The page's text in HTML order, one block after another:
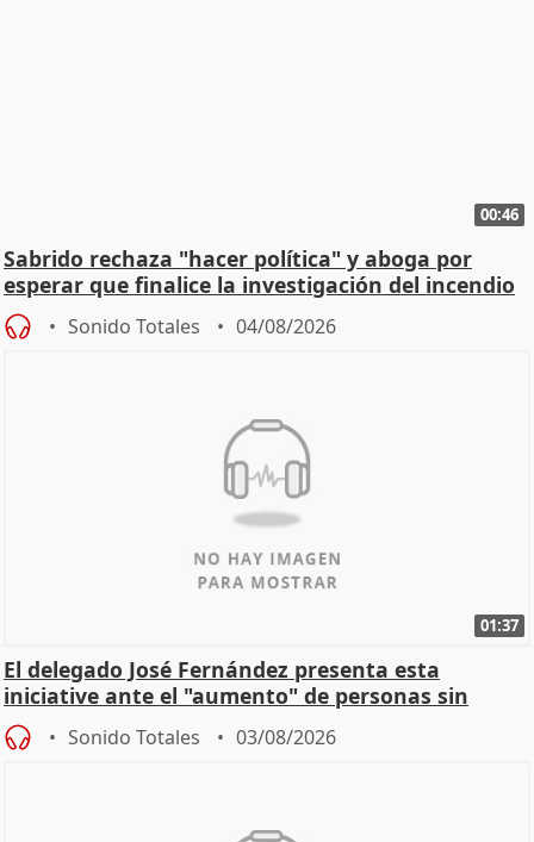
00:46
Sabrido rechaza "hacer política" y aboga por
esperar que finalice la investigación del incendio
Sonido Totales 04/08/2026
01:37
El delegado José Fernández presenta esta
iniciative ante el "aumento" de personas sin
hogar en Madri
Sonido Totales 03/08/2026